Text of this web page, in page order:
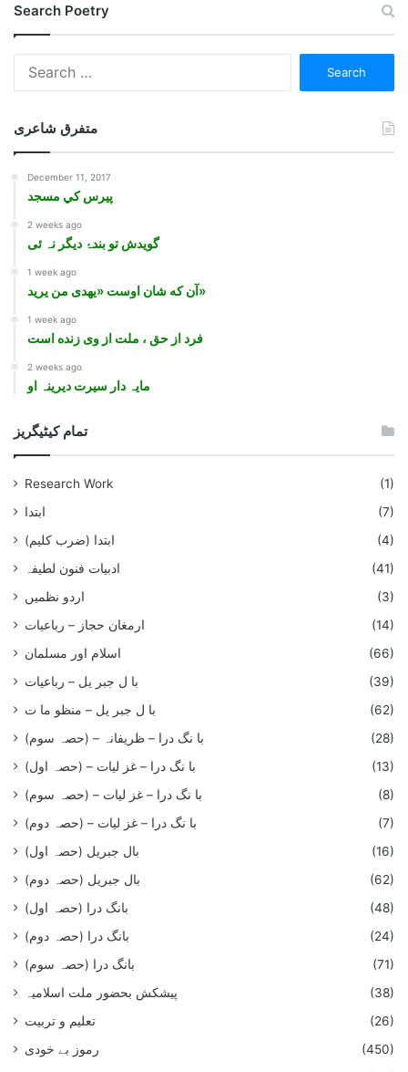
Search Poetry
متفرق شاعری
December 11, 2017
پيرس کي مسجد
2 weeks ago
گویدش تو بندۂ دیگر نہ ئی
1 week ago
آن که شان اوست «یهدی من یرید»
1 week ago
فرد از حق ، ملت از وی زنده است
2 weeks ago
مایہ دار سیرت دیرینہ او
تمام کیٹیگریز
Research Work
(1)
ابتدا
(7)
ابتدا (ضرب کلیم)
(4)
ادبیات فنون لطیفہ
(41)
اردو نظمیں
(3)
ارمغان حجاز – رباعیات
(14)
اسلام اور مسلمان
(66)
با ل جبر یل – رباعيات
(39)
با ل جبر یل – منظو ما ت
(62)
با نگ درا – ظریفانہ – (حصہ سوم)
(28)
با نگ درا – غز ليات – (حصہ اول)
(13)
با نگ درا – غز ليات – (حصہ سوم)
(8)
با نگ درا – غز لیات – (حصہ دوم)
(7)
بال جبریل (حصہ اول)
(16)
بال جبریل (حصہ دوم)
(62)
بانگ درا (حصہ اول)
(48)
بانگ درا (حصہ دوم)
(24)
بانگ درا (حصہ سوم)
(71)
پیشکش بحضور ملت اسلامیہ
(38)
تعلیم و تربیت
(26)
رموز بے خودی
(450)